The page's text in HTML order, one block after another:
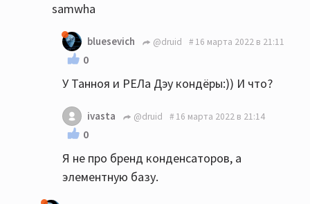
samwha
bluesevich @druid 16 марта 2022 в 21:11
0
У Танноя и РЕЛа Дэу кондёры:)) И что?
ivasta @druid 16 марта 2022 в 21:14
0
Я не про бренд конденсаторов, а
элементную базу.